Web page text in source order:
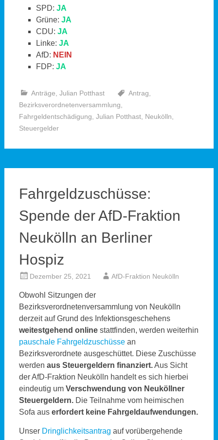
SPD: JA
Grüne: JA
CDU: JA
Linke: JA
AfD: NEIN
FDP: JA
Anträge Julian Potthast Antrag
Bezirksverordnetenversammlung
Fahrgeldentschädigung Julian Potthast, Neukölln
Steuergelder
Fahrgeldzuschüsse:
Spende der AfD-Fraktion
Neukölln an Berliner
Hospiz
Dezember 25, 2021 AfD-Fraktion Neukölln
Obwohl Sitzungen der
Bezirksverordnetenversammlung von Neukölln
derzeit auf Grund des Infektionsgeschehens
weitestgehend online stattfinden, werden weiterhin
pauschale Fahrgeldzuschüssean
Bezirksverordnete ausgeschüttet. Diese Zuschüsse
werden aus Steuergeldern finanziert.Aus Sicht
der AfD-Fraktion Neukölln handelt es sich hierbei
eindeutig um Verschwendung von Neuköllner
Steuergeldern. Die Teilnahme vom heimischen
Sofa aus erfordert keine Fahrgeldaufwendungen.
Unser Dringlichkeitsantrag auf vorübergehende